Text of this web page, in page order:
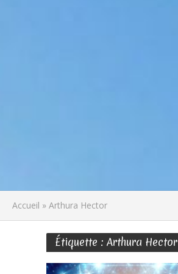
Accueil » Arthura Hector
Étiquette : Arthura Hector